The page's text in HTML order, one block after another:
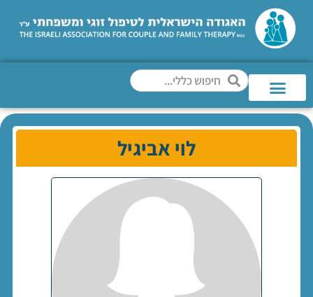
לוי אביגיל